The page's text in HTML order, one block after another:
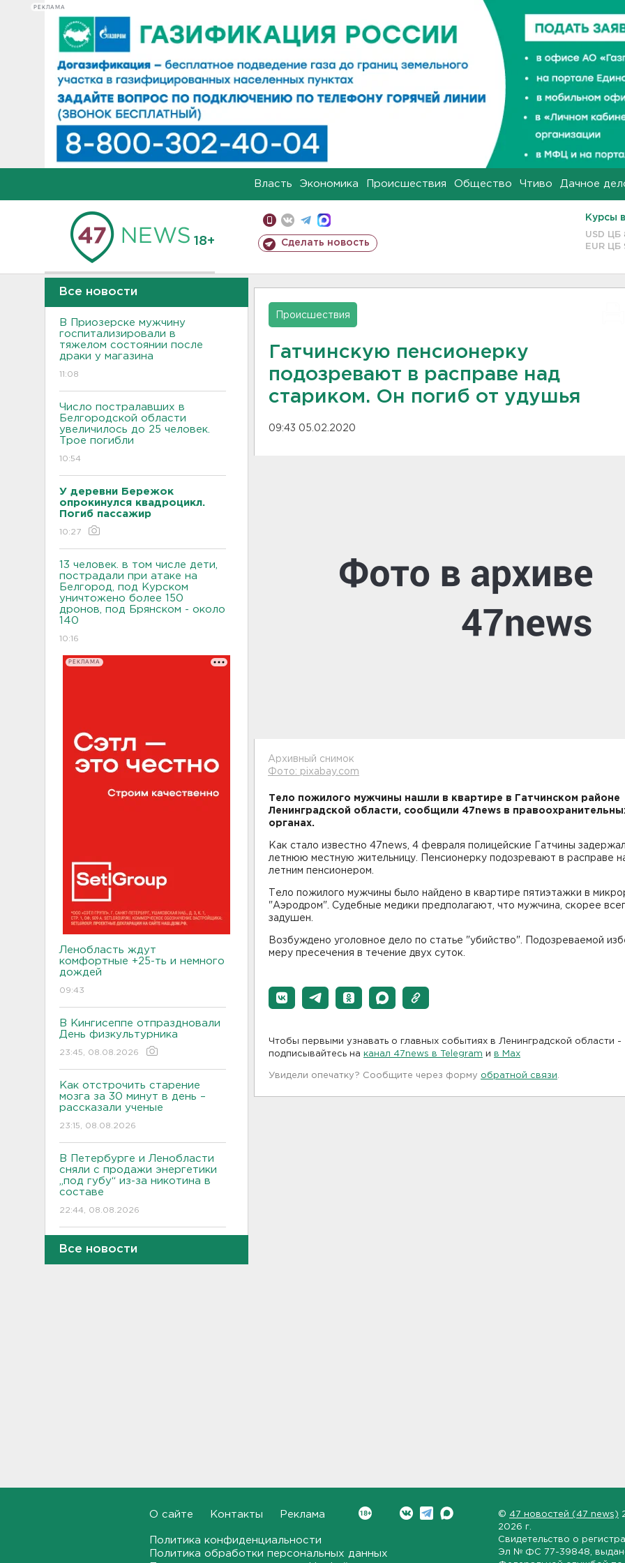
РЕКЛАМА
Власть Экономика Происшествия Общество Чтиво Дачное
18+ Сделать новость
Курсы
USD ЦБ
EUR ЦБ
Все новости
В Приозерске мужчину
госпитализировали в
тяжелом состоянии после
драки у магазина
11:08
Число постралавших в
Белгородской области
увеличилось до 25 человек.
Трое погибли
10:54
У деревни Бережок
опрокинулся квадроцикл.
Погиб пассажир
10:27
13 человек. в том числе дети,
пострадали при атаке на
Белгород, под Курском
уничтожено более 150
дронов, под Брянском - около
140
10:16
РЕКЛАМА
Ленобласть ждут
комфортные +25-ть и немного
дождей
09:43
В Кингисеппе отпраздновали
День физкультурника
23:45, 08.08.2026
Как отстрочить старение
мозга за 30 минут в день –
рассказали ученые
23:15, 08.08.2026
В Петербурге и Ленобласти
сняли с продажи энергетики
„под губу“ из-за никотина в
составе
22:44, 08.08.2026
За день над Россией сбиты
360 украинских
беспилотников
Молоку не место на дверце, а
правильно заполнять
Все новости
Происшествия
Гатчинскую пенсионерку
подозревают в расправе над
стариком. Он погиб от удушья
09:43 05.02.2020
Архивный снимок
Фото: pixabay.com
Тело пожилого мужчины нашли в квартире в Гатчинском районе
Ленинградской области, сообщили 47news в
органах.
Как стало известно 47news, 4 февраля полицейские Гатчины
летнюю местную жительницу. Пенсионерку подозревают в расправе
летним пенсионером.
Тело пожилого мужчины было найдено в квартире пятиэтажки в
"Аэродром". Судебные медики предполагают, что мужчина, скорее
задушен.
Возбуждено уголовное дело по статье "убийство". Подозреваемой
меру пресечения в течение двух суток.
Чтобы первыми узнавать о главных событиях в Ленинградской области -
подписывайтесь на канал 47news в Telegram и в Maх
Увидели опечатку? Сообщите через форму обратной связи
О сайте Контакты Реклама
Политика конфиденциальности
Политика обработки персональных данных
© 47 новостей (47 news)
2026 г.
Свидетельство о
Эл № ФС 77-39848 ,